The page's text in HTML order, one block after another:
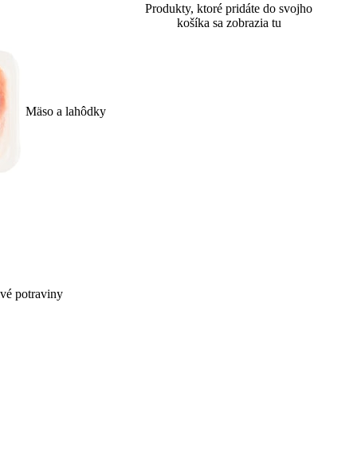
Mäso a lahôdky
potraviny
Produkty, ktoré pridáte do svojho
košíka sa zobrazia tu